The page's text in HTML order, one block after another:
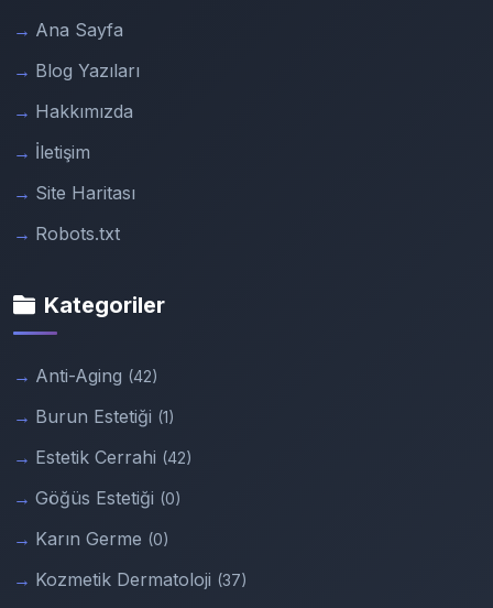
Ana Sayfa
Blog Yazıları
Hakkımızda
İletişim
Site Haritası
Robots.txt
Kategoriler
Anti-Aging (42)
Burun Estetiği (1)
Estetik Cerrahi (42)
Göğüs Estetiği (0)
Karın Germe (0)
Kozmetik Dermatoloji (37)